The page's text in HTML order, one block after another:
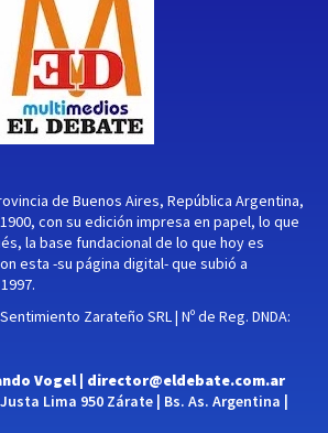
de Buenos Aires, República Argentina,
con su edición impresa en papel, lo que
la base fundacional de lo que hoy es
esta -su página digital- que subió a
Sentimiento Zarateño SRL | Nº de Reg. DNDA:
Vogel | director@eldebate.com.ar
Lima 950 Zárate | Bs. As. Argentina |